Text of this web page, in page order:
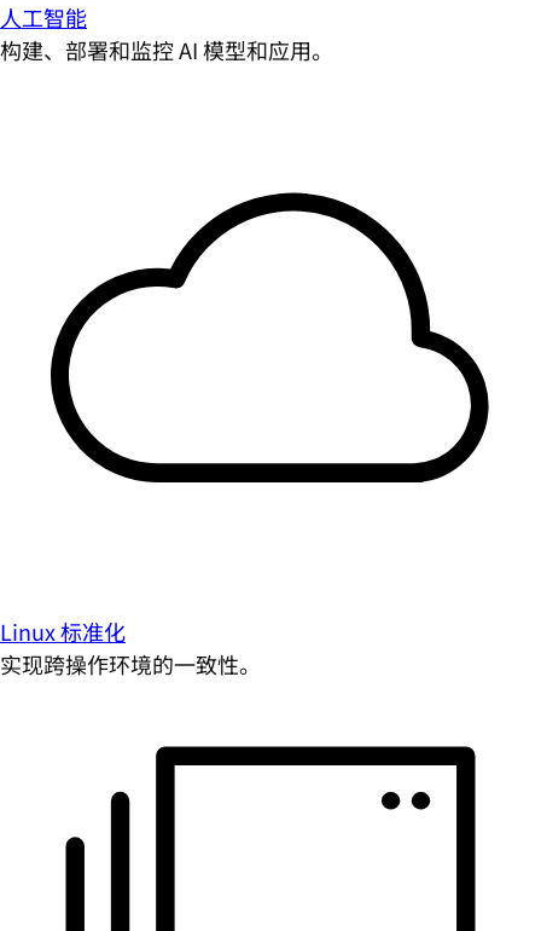
人工智能
构建、部署和监控 AI 模型和应用。
Linux 标准化
实现跨操作环境的一致性。